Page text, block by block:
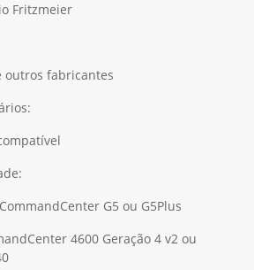
Fritzmeier
outros fabricantes
G5 ou G5Plus
4600 Geração 4 v2 ou